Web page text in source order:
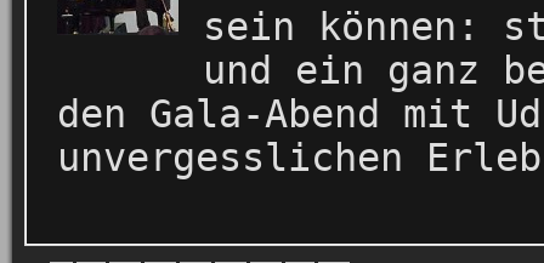
sein können:
und ein ganz
den Gala-Abend mit
unvergesslichen